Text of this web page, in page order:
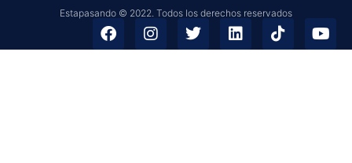
Estapasando © 2022. Todos los derechos reservados